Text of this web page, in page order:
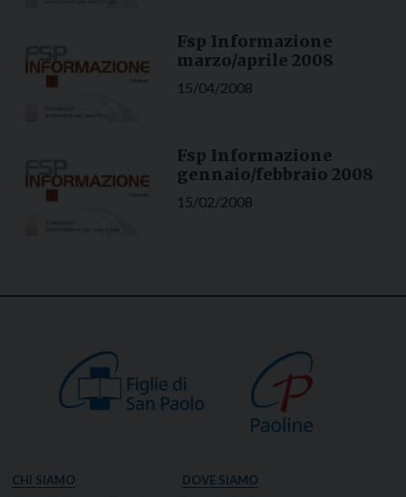
Fsp Informazione
marzo/aprile 2008
15/04/2008
Fsp Informazione
gennaio/febbraio 2008
15/02/2008
CHI SIAMO
DOVE SIAMO